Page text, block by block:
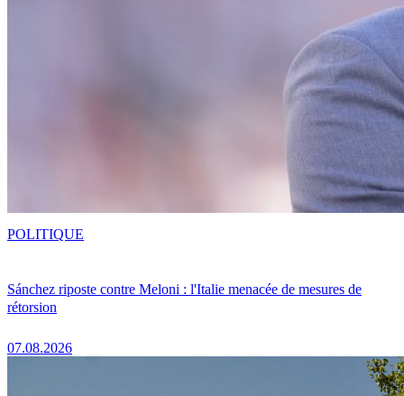
Sánchez riposte contre Meloni : l'Italie menacée de mesures de
rétorsion
07.08.2026
POLITIQUE